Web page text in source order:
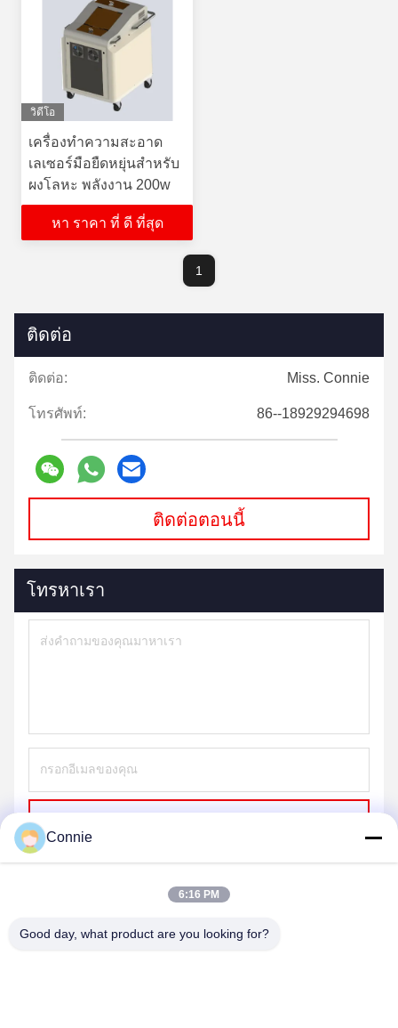
วิดีโอ
เครื่องทําความสะอาด
เลเซอร์มือยืดหยุ่นสําหรับ
ผงโลหะ พลังงาน 200w
หา ราคา ที่ ดี ที่สุด
1
ติดต่อ
ติดต่อ: Miss. Connie
โทรศัพท์: 86--18929294698
ติดต่อตอนนี้
โทรหาเรา
Connie
6:16 PM
Good day, what product are you looking for?